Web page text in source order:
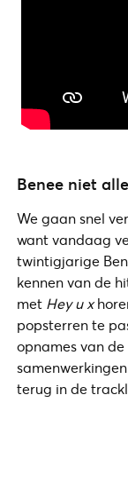
Benee niet
We gaan snel
want vandaag
twintigjarige
kennen van de
met Hey u x
popsterren te
opnames van
terug in de